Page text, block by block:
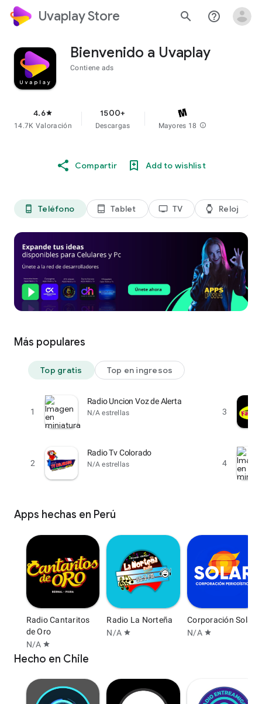
Uvaplay Store search help_outline
Bienvenido a Uvaplay
Contiene ads
4.6star
14.7K Valoración
1500+
Descargas Mayores 18 info
Compartir Add to wishlist
phone_android Teléfono tablet_android Tablet tv TV watch Reloj
Más populares
Top gratis Top en ingresos
1
Radio Uncion Voz de Alerta
N/A estrellas
2
Radio Tv Colorado
N/A estrellas
3
4
Apps hechas en Perú
Radio Cantaritos
de Oro
N/A star
Radio La Norteña
N/A star
Corporación Solar
N/A star
Hecho en Chile